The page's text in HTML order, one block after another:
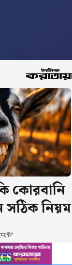
কোরবানি
সঠিকনিয়ম